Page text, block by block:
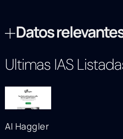
Datos
Ultimas IAS
AI Haggler